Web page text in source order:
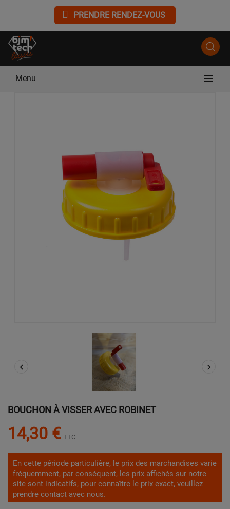
PRENDRE RENDEZ-VOUS
Menu 
 
BOUCHON À VISSER AVEC ROBINET
14,30 € TTC
En cette période particulière, le prix des marchandises varie
fréquemment, par conséquent, les prix affichés sur notre
site sont indicatifs, pour connaître le prix exact, veuillez
prendre contact avec nous.